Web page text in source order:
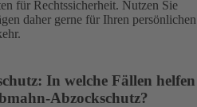
für Rechtssicherheit. Nutzen Sie
daher gerne für Ihren persönlichen
In welche Fällen helfen
Abzockschutz?